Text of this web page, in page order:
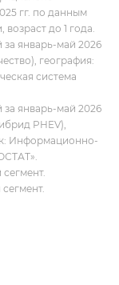
гг. по данным
до 1 года.
январь-май 2026
география:
система
январь-май 2026
PHEV),
Информационно-